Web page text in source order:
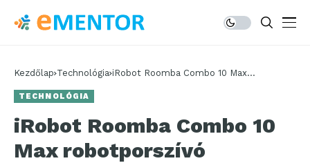
Kezdőlap Technológia iRobot Roomba Combo 10 Max
TECHNOLÓGIA
iRobot Roomba Combo 10
Max robotporszívó